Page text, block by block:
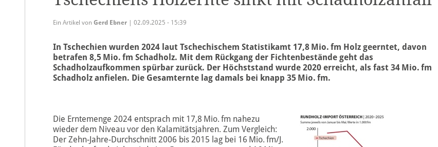
Ein Artikel von Gerd Ebner | 02.09.2025 - 15:39
In Tschechien wurden 2024 laut Tschechischem Statistikamt 17,8 Mio. fm Holz geerntet, davon
betrafen 8,5 Mio. fm Schadholz. Mit dem Rückgang der Fichtenbestände geht das
Schadholzaufkommen spürbar zurück. Der Höchststand wurde 2020 erreicht, als fast 34 Mio. fm
Schadholz anfielen. Die Gesamternte lag damals bei knapp 35 Mio. fm.
Die Erntemenge 2024 entsprach mit 17,8 Mio. fm nahezu
wieder dem Niveau vor den Kalamitätsjahren. Zum Vergleich:
Der Zehn-Jahre-Durchschnitt 2006 bis 2015 lag bei 16 Mio. fm/J.